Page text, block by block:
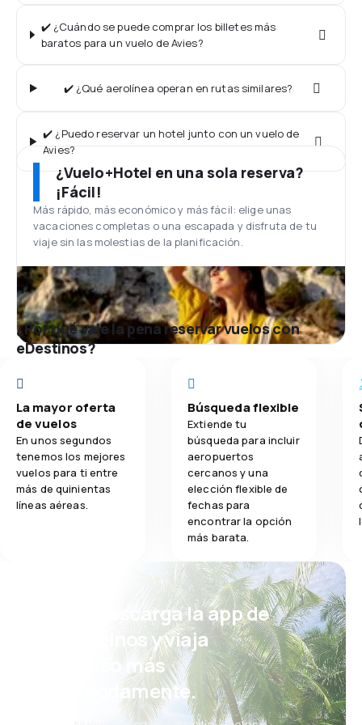
✔️ ¿Cuándo se puede comprar los billetes más
baratos para un vuelo de Avies?
✔️ ¿Qué aerolínea operan en rutas similares?
✔️ ¿Puedo reservar un hotel junto con un vuelo de
Avies?
¿Vuelo+Hotel en una sola reserva?
¡Fácil!
Más rápido, más económico y más fácil: elige unas
vacaciones completas o una escapada y disfruta de tu
viaje sin las molestias de la planificación.
¿Por qué vale la pena reservar vuelos con
eDestinos?
La mayor oferta
de vuelos
En unos segundos
tenemos los mejores
vuelos para ti entre
más de quinientas
líneas aéreas.
Búsqueda flexible
Extiende tu
búsqueda para incluir
aeropuertos
cercanos y una
elección flexible de
fechas para
encontrar la opción
más barata.
¡Eh! Descarga la app de
eDestinos y viaja
incluso más
cómodamente.